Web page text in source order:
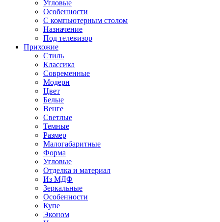
Угловые
Особенности
С компьютерным столом
Назначение
Под телевизор
Прихожие
Стиль
Классика
Современные
Модерн
Цвет
Белые
Венге
Светлые
Темные
Размер
Малогабаритные
Форма
Угловые
Отделка и материал
Из МДФ
Зеркальные
Особенности
Купе
Эконом